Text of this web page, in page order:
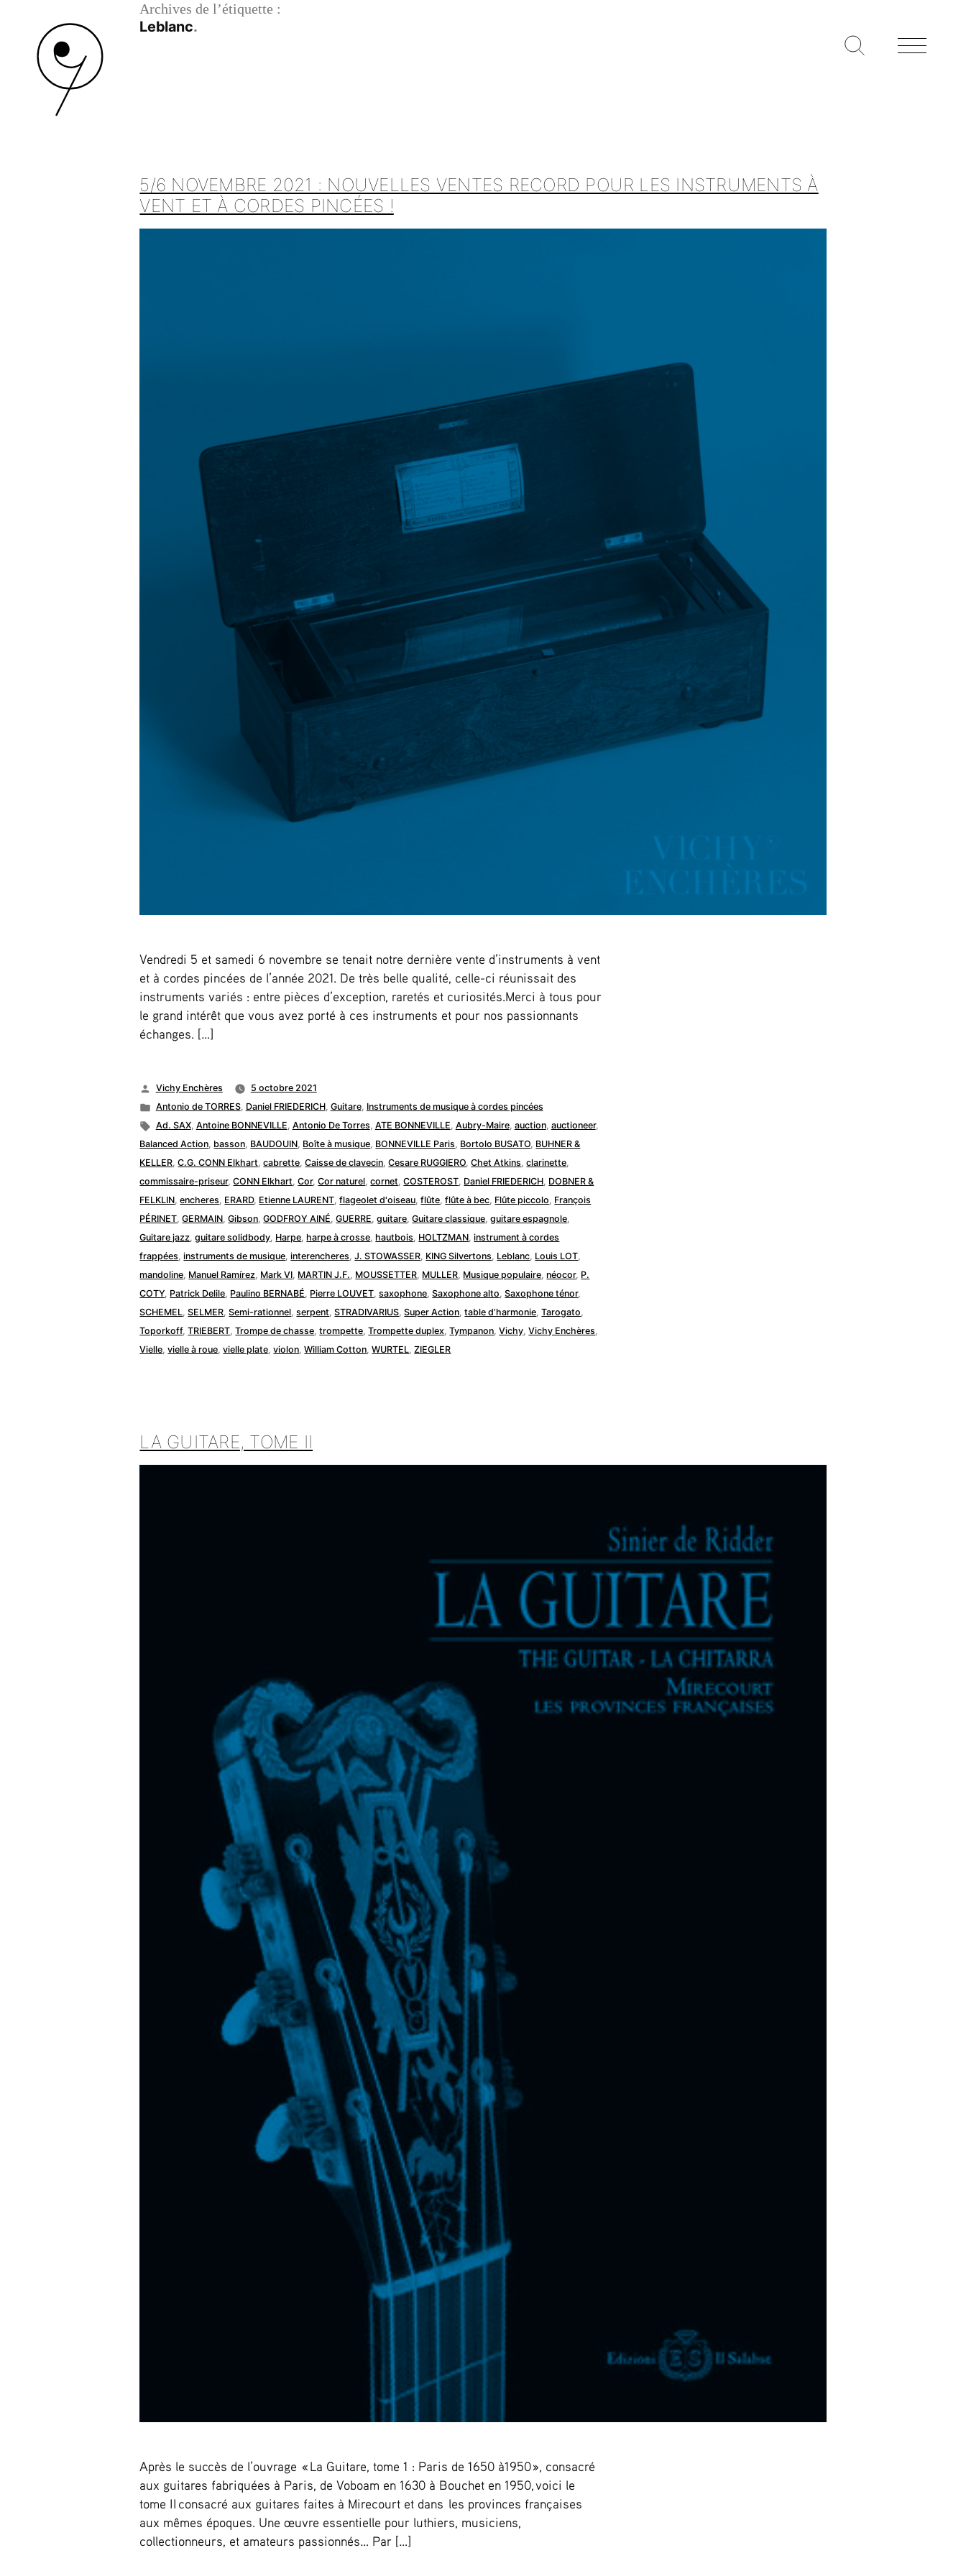
Archives de l’étiquette :
Leblanc
5/6 NOVEMBRE 2021 : NOUVELLES VENTES RECORD POUR LES INSTRUMENTS À
VENT ET À CORDES PINCÉES !
Vendredi 5 et samedi 6 novembre se tenait notre dernière vente d’instruments à vent
et à cordes pincées de l’année 2021. De très belle qualité, celle-ci réunissait des
instruments variés : entre pièces d’exception, raretés et curiosités.Merci à tous pour
le grand intérêt que vous avez porté à ces instruments et pour nos passionnants
échanges. […]
Publié
par
Vichy Enchères
5 octobre 2021
Publié
dans
Antonio de TORRES, Daniel FRIEDERICH, Guitare, Instruments de musique à cordes pincées
Étiquettes :
Ad. SAX, Antoine BONNEVILLE, Antonio De Torres, ATE BONNEVILLE, Aubry-Maire, auction, auctioneer,
Balanced Action, basson, BAUDOUIN, Boîte à musique, BONNEVILLE Paris, Bortolo BUSATO, BUHNER &
KELLER,C.G. CONN Elkhart,cabrette,Caisse de clavecin,Cesare RUGGIERO,Chet Atkins,clarinette,
commissaire-priseur,CONN Elkhart,Cor,Cor naturel,cornet,COSTEROST, Daniel FRIEDERICH, DOBNER &
FELKLIN,encheres, ERARD, Etienne LAURENT,flageolet d'oiseau,flûte,flûte à bec, Flûte piccolo, François
PÉRINET,GERMAIN,Gibson,GODFROY AINÉ,GUERRE,guitare,Guitare classique,guitare espagnole,
Guitare jazz,guitare solidbody, Harpe,harpe à crosse,hautbois, HOLTZMAN,instrument à cordes
frappées,instruments de musique,interencheres,J. STOWASSER, KING Silvertons, Leblanc, Louis LOT,
mandoline, Manuel Ramírez, Mark VI, MARTIN J.F., MOUSSETTER, MULLER, Musique populaire,néocor, P.
COTY, Patrick Delile, Paulino BERNABÉ, Pierre LOUVET,saxophone,Saxophone alto,Saxophone ténor,
SCHEMEL,SELMER,Semi-rationnel,serpent,STRADIVARIUS,Super Action,table d’harmonie,Tarogato,
Toporkoff,TRIEBERT,Trompe de chasse,trompette,Trompette duplex,Tympanon,Vichy,Vichy Enchères,
Vielle,vielle à roue,vielle plate,violon,William Cotton,WURTEL,ZIEGLER
LA GUITARE, TOME II
Après le succès de l’ouvrage « La Guitare, tome 1 : Paris de 1650 à1950 », consacré
aux guitares fabriquées à Paris, de Voboam en 1630 à Bouchet en 1950, voici le
tome II consacré aux guitares faites à Mirecourt et dans les provinces françaises
aux mêmes époques. Une œuvre essentielle pour luthiers, musiciens,
collectionneurs, et amateurs passionnés… Par […]